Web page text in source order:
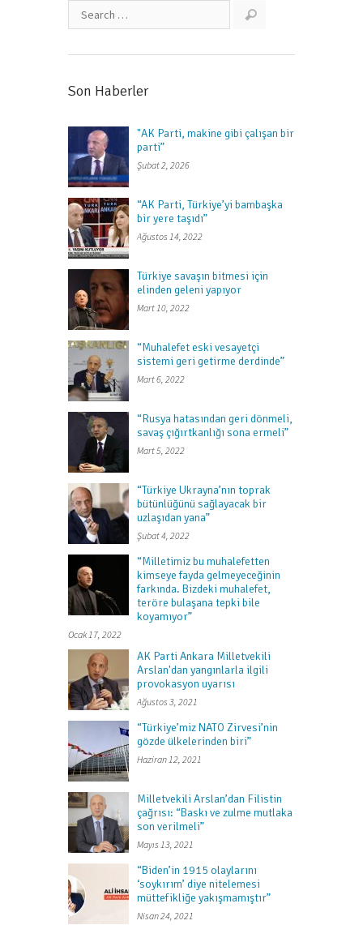
Son Haberler
"AK Parti, makine gibi çalışan bir
parti”
Şubat 2, 2026
“AK Parti, Türkiye’yi bambaşka
bir yere taşıdı”
Ağustos 14, 2022
Türkiye savaşın bitmesi için
elinden geleni yapıyor
Mart 10, 2022
“Muhalefet eski vesayetçi
sistemi geri getirme derdinde”
Mart 6, 2022
“Rusya hatasından geri dönmeli,
savaş çığırtkanlığı sona ermeli”
Mart 5, 2022
“Türkiye Ukrayna’nın toprak
bütünlüğünü sağlayacak bir
uzlaşıdan yana”
Şubat 4, 2022
“Milletimiz bu muhalefetten
kimseye fayda gelmeyeceğinin
farkında. Bizdeki muhalefet,
teröre bulaşana tepki bile
koyamıyor”
Ocak 17, 2022
AK Parti Ankara Milletvekili
Arslan'dan yangınlarla ilgili
provokasyon uyarısı
Ağustos 3, 2021
“Türkiye’miz NATO Zirvesi’nin
gözde ülkelerinden biri”
Haziran 12, 2021
Milletvekili Arslan’dan Filistin
çağrısı: “Baskı ve zulme mutlaka
son verilmeli”
Mayıs 13, 2021
“Biden’in 1915 olaylarını
‘soykırım’ diye nitelemesi
müttefikliğe yakışmamıştır”
Nisan 24, 2021